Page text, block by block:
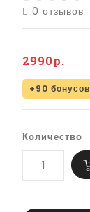
0 отзывов
2990р.
+90 бонусов
Количество